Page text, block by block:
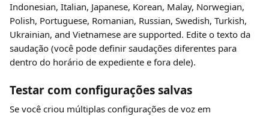
Indonesian, Italian, Japanese, Korean, Malay, Norwegian,
Polish, Portuguese, Romanian, Russian, Swedish, Turkish,
Ukrainian, and Vietnamese are supported. Edite o texto da
saudação (você pode definir saudações diferentes para
dentro do horário de expediente e fora dele).
Testar com configurações salvas
Se você criou múltiplas configurações de voz em